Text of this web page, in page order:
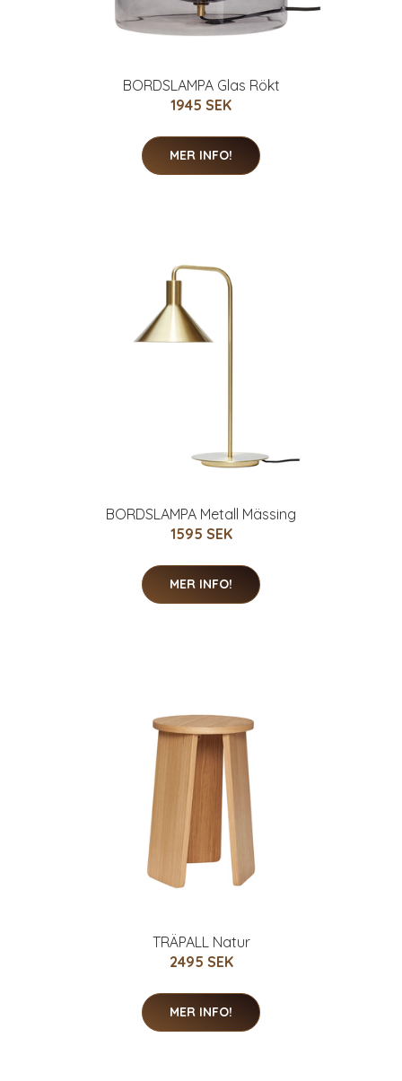
BORDSLAMPA Glas Rökt
1945 SEK
MER INFO!
BORDSLAMPA Metall Mässing
1595 SEK
MER INFO!
TRÄPALL Natur
2495 SEK
MER INFO!